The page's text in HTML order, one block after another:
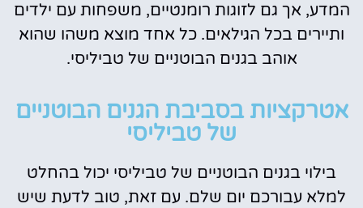
המדע, אך גם לזוגות רומנטיים, משפחות עם ילדים
ותיירים בכל הגילאים. כל אחד מוצא משהו שהוא
אוהב בגנים הבוטניים של טביליסי.
אטרקציות בסביבת הגנים הבוטניים
של טביליסי
בילוי בגנים הבוטניים של טביליסי יכול בהחלט
למלא עבורכם יום שלם. עם זאת, טוב לדעת שיש